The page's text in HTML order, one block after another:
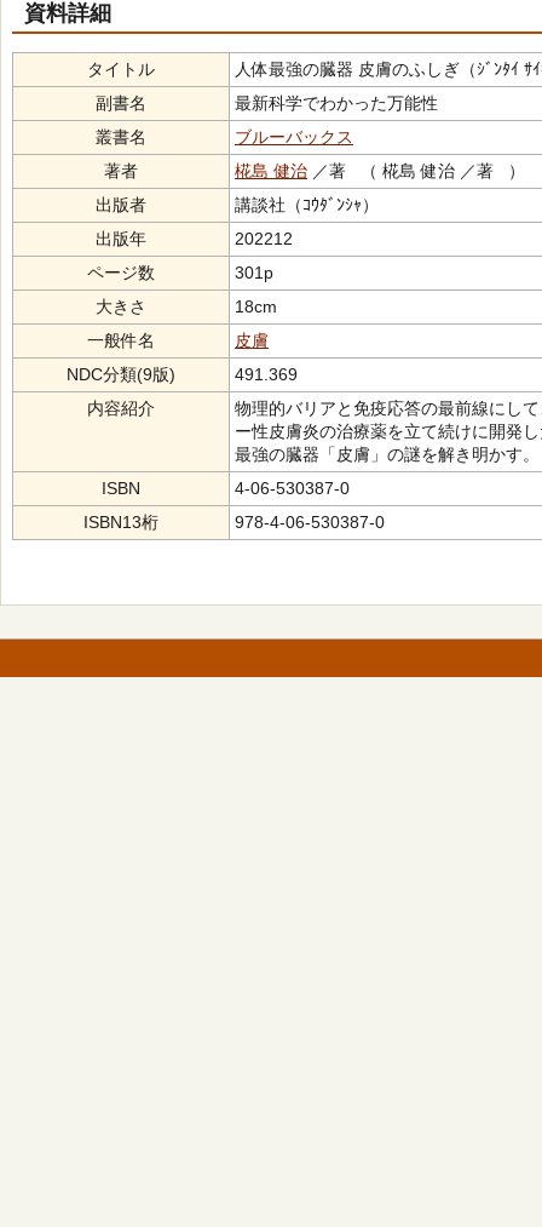
資料詳細
タイトル
人体最強の臓器 皮膚のふしぎ（ｼﾞﾝﾀｲ ｻ
副書名
最新科学でわかった万能性
叢書名
ブルーバックス
著者
椛島 健治 ／著 （ 椛島 健治 ／著 ）
出版者
講談社（ｺｳﾀﾞﾝｼｬ）
出版年
202212
ページ数
301p
大きさ
18cm
一般件名
皮膚
NDC分類(9版)
491.369
内容紹介
物理的バリアと免疫応答の最前線にし
ー性皮膚炎の治療薬を立て続けに開発
最強の臓器「皮膚」の謎を解き明かす。
ISBN
4-06-530387-0
ISBN13桁
978-4-06-530387-0